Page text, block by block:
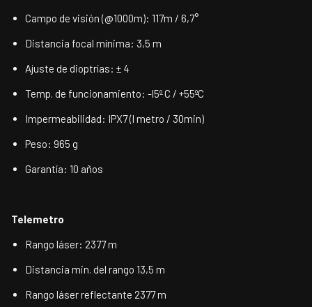
Campo de visión (@1000m): 117m / 6,7°
Distancia focal mínima: 3,5 m
Ajuste de dioptrías: ± 4
Temp. de funcionamiento: -l5º C / +55ºC
Impermeabilidad: IPX7 (l metro / 30min)
Peso: 965 g
Garantía: 10 años
Telemetro
Rango láser: 2377 m
Distancia min. del rango 13,5 m
Rango láser reflectante 2377 m